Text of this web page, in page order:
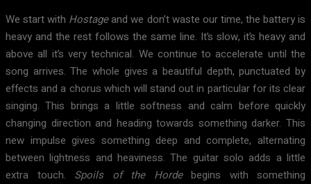
We start with Hostageand we don’t waste our time, the battery is
heavy and the rest follows the same line. It’s slow, it’s heavy and
above all it’s very technical. We continue to accelerate until the
song arrives. The whole gives a beautiful depth, punctuated by
effects and a chorus which will stand out in particular for its clear
singing. This brings a little softness and calm before quickly
changing direction and heading towards something darker. This
new impulse gives something deep and complete, alternating
between lightness and heaviness. The guitar solo adds a little
extra touch. Spoils of the Hordebegins with something